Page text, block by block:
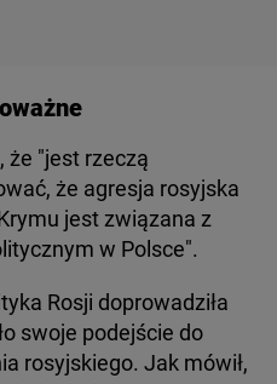
że "jest rzeczą
że agresja rosyjska
jest związana z
w Polsce".
Rosji doprowadziła
swoje podejście do
rosyjskiego. Jak mówił,